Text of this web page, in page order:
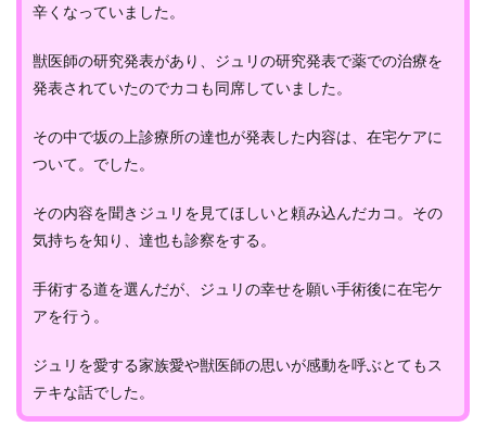
辛くなっていました。
獣医師の研究発表があり、ジュリの研究発表で薬での治療を
発表されていたのでカコも同席していました。
その中で坂の上診療所の達也が発表した内容は、在宅ケアに
ついて。でした。
その内容を聞きジュリを見てほしいと頼み込んだカコ。その
気持ちを知り、達也も診察をする。
手術する道を選んだが、ジュリの幸せを願い手術後に在宅ケ
アを行う。
ジュリを愛する家族愛や獣医師の思いが感動を呼ぶとてもス
テキな話でした。